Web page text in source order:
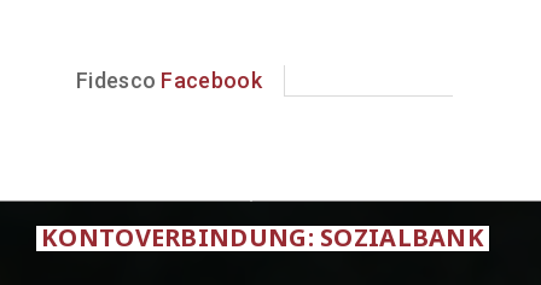
Fidesco Facebook
KONTOVERBINDUNG: SOZIALBANK